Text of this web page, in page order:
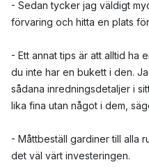
- Sedan tycker jag väldigt
förvaring och hitta en plats
- Ett annat tips är att alltid ha
du inte har en bukett i den.
sådana inredningsdetaljer i
lika fina utan något i dem,
- Måttbeställ gardiner till alla
det väl värt investeringen.